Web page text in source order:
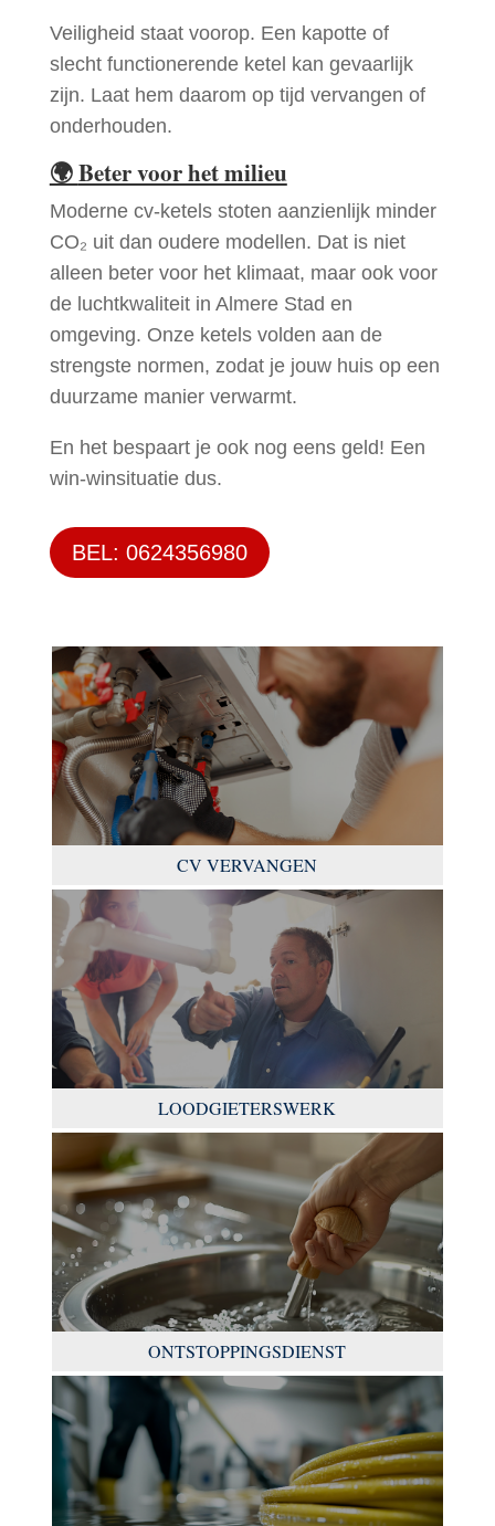
Veiligheid staat voorop. Een kapotte of
slecht functionerende ketel kan gevaarlijk
zijn. Laat hem daarom op tijd vervangen of
onderhouden.
🌍Beter voor het milieu
Moderne cv-ketels stoten aanzienlijk minder
CO₂ uit dan oudere modellen. Dat is niet
alleen beter voor het klimaat, maar ook voor
de luchtkwaliteit in Almere Stad en
omgeving. Onze ketels volden aan de
strengste normen, zodat je jouw huis op een
duurzame manier verwarmt.
En het bespaart je ook nog eens geld! Een
win-winsituatie dus.
BEL: 0624356980
CV VERVANGEN
LOODGIETERSWERK
ONTSTOPPINGSDIENST